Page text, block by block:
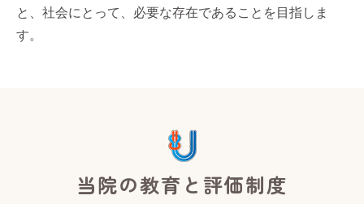
と、社会にとって、必要な存在であることを目指しま
す。
当院の教育と評価制度